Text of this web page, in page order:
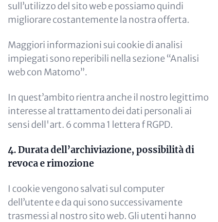
sull’utilizzo del sito web e possiamo quindi
migliorare costantemente la nostra offerta.
Maggiori informazioni sui cookie di analisi
impiegati sono reperibili nella sezione “Analisi
web con Matomo”.
In quest’ambito rientra anche il nostro legittimo
interesse al trattamento dei dati personali ai
sensi dell'art. 6 comma 1 lettera f RGPD.
4. Durata dell’archiviazione, possibilità di
revoca e rimozione
I cookie vengono salvati sul computer
dell’utente e da qui sono successivamente
trasmessi al nostro sito web. Gli utenti hanno